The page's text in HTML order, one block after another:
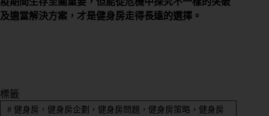
及適當解決方案，才是健身房走得長遠的選擇。
標籤
#健身房，健身房企劃，健身房問題，健身房策略，健身房
費